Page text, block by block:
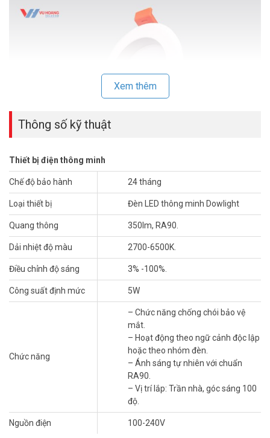
Theo các ngữ cảnh ứng dụng với Orvibo DD20Z, bạn có thể tự do
kết hợp các sơ đồ ánh sáng khác nhau, đọc, xem phim và chơi trò
chơi, tất cả đều có hiệu ứng ánh sáng gia đình thoải mái và độc
quyền.
– Không nhấp nháy đèn khi bật đèn, điện áp yếu.
– Chức năng chống chói bảo vệ mắt.
– Hoạt động theo ngữ cảnh độc lập hoặc theo nhóm đèn.
– Ánh sáng tự nhiên với chuẩn RA90.
– Vị trí lắp: Trần nhà, góc sáng 100 độ.
Hệ thống chiếu sáng thông minh ORVIBOgiúp cải thiện chất
lượng giấc ngủ của gia đình, dù là sớm một ngày tràn đầy năng
lượng hoặc một ngày làm việc và học tập tập trung hơn, nó có thể
cung cấp nhiều nhất trải nghiệm ánh sáng thoải mái.
Thông số kỹ thuật đèn LED thông minh
Dowlight Orvibo DD20Z
– Kết nối với bộ điều khiển trung tâm qua giao thức không dây
Xem thêm
Thông số kỹ thuật
Thiết bị điện thông minh
Chế độ bảo hành 24 tháng
Loại thiết bị Đèn LED thông minh Dowlight
Quang thông 350lm, RA90.
Dải nhiệt độ màu 2700-6500K.
Điều chỉnh độ sáng 3% -100%.
Công suất định mức 5W
Chức năng
– Chức năng chống chói bảo vệ
mắt.
– Hoạt động theo ngữ cảnh độc lập
hoặc theo nhóm đèn.
– Ánh sáng tự nhiên với chuẩn
RA90.
– Vị trí lắp: Trần nhà, góc sáng 100
độ.
Nguồn điện 100-240V